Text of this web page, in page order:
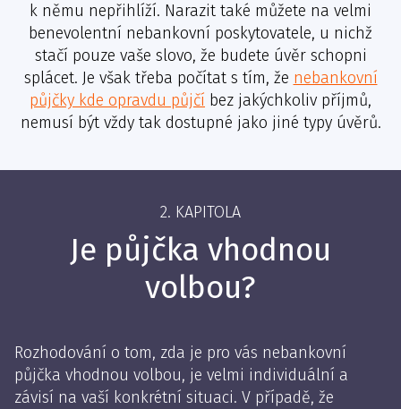
k němu nepřihlíží. Narazit také můžete na velmi
benevolentní nebankovní poskytovatele, u nichž
stačí pouze vaše slovo, že budete úvěr schopni
splácet. Je však třeba počítat s tím, že nebankovní
půjčky kde opravdu půjčí bez jakýchkoliv příjmů,
nemusí být vždy tak dostupné jako jiné typy úvěrů.
2. KAPITOLA
Je půjčka vhodnou
volbou?
Rozhodování o tom, zda je pro vás nebankovní
půjčka vhodnou volbou, je velmi individuální a
závisí na vaší konkrétní situaci. V případě, že